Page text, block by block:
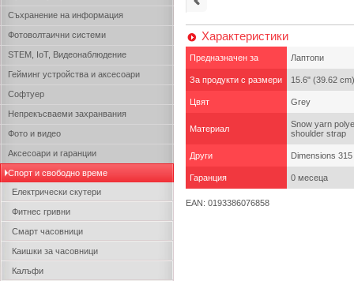
Съхранение на информация
Фотоволтаични системи
STEM, IoT, Видеонаблюдение
Гейминг устройства и аксесоари
Софтуер
Непрекъсваеми захранвания
Фото и видео
Аксесоари и гаранции
Спорт и свободно време
Електрически скутери
Фитнес гривни
Смарт часовници
Каишки за часовници
Калъфи
Характеристики
Предназначен за Лаптопи
За продукти с размери 15.6" (39.62 cm)
Цвят Grey
Материал
Snow yarn
shoulder strap
Други Dimensions
Гаранция 0 месеца
EAN: 0193386076858